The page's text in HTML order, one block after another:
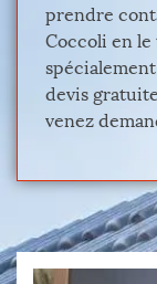
prendre
Coccoli en le
devis
venez